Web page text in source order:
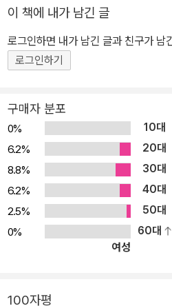
이 책에 내가 남긴 글
로그인하면 내가 남긴 글과 친구가 남
로그인하기
구매자 분포
0% 10대
6.2%
20대
8.8%
30대
6.2%
40대
2.5%
50대
0%
60대
여성
100자평